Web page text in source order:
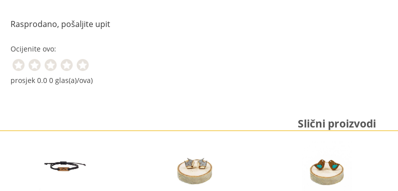
Rasprodano, pošaljite upit
Ocijenite ovo:
prosjek 0.0 0 glas(a)/ova)
Slični proizvodi